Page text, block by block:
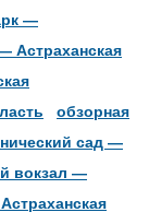
—
Астраханская
обзорная
сад —
вокзал —